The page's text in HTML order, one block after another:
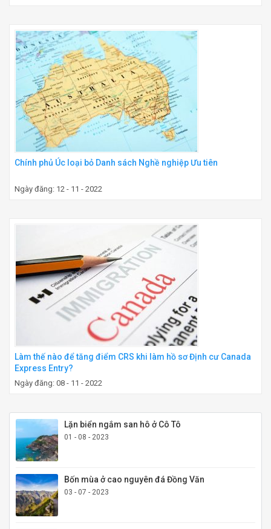
Chính phủ Úc loại bỏ Danh sách Nghề nghiệp Ưu tiên
Ngày đăng: 12 - 11 - 2022
Làm thế nào để tăng điểm CRS khi làm hồ sơ Định cư Canada
Express Entry?
Ngày đăng: 08 - 11 - 2022
Lặn biển ngắm san hô ở Cô Tô
01 - 08 - 2023
Bốn mùa ở cao nguyên đá Đồng Văn
03 - 07 - 2023